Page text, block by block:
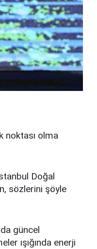
noktası olma
Doğal
sözlerini şöyle
güncel
ışığında enerji